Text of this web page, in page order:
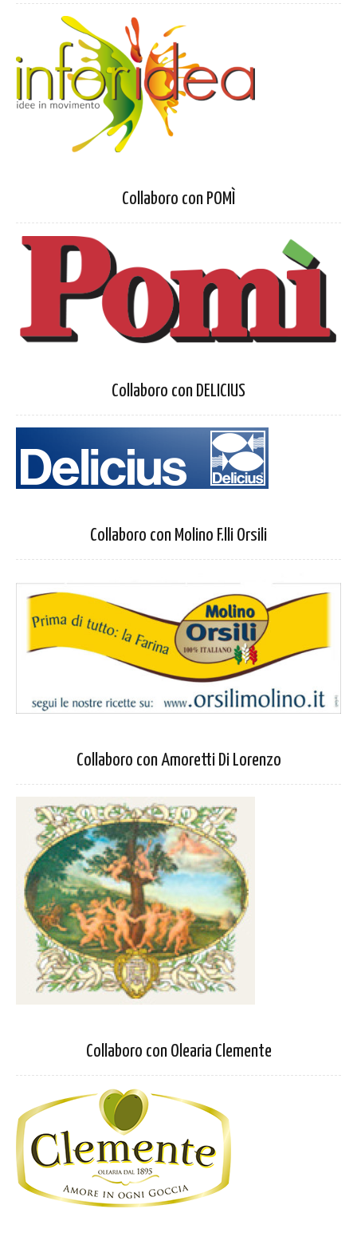
Collaboro con POMÌ
Collaboro con DELICIUS
Collaboro con Molino F.lli Orsili
Collaboro con Amoretti Di Lorenzo
Collaboro con Olearia Clemente